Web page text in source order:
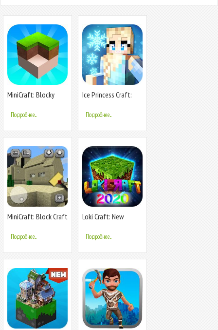
MiniCraft: Blocky
Подробнее...
Ice Princess Craft:
кукольных домиков
Подробнее...
MiniCraft: Block Craft
Подробнее...
Loki Craft: New
Подробнее...